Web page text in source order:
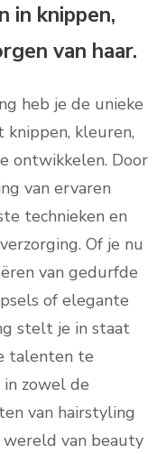
in knippen,
van haar.
heb je de unieke
knippen, kleuren,
ontwikkelen. Door
van ervaren
technieken en
Of je nu
van gedurfde
of elegante
stelt je in staat
talenten te
zowel de
van hairstyling
van beauty